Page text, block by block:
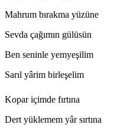
Mahrum bırakma yüzüne
Sevda çağımın gülüsün
Ben seninle yemyeşilim
Sarıl yârim birleşelim
Kopar içimde fırtına
Dert yüklemem yâr sırtına